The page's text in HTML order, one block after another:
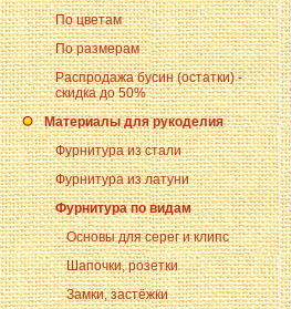
По цветам
По размерам
Распродажа бусин (остатки) -
скидка до 50%
Материалы для рукоделия
Фурнитура из стали
Фурнитура из латуни
Фурнитура по видам
Основы для серег и клипс
Шапочки, розетки
Замки, застёжки